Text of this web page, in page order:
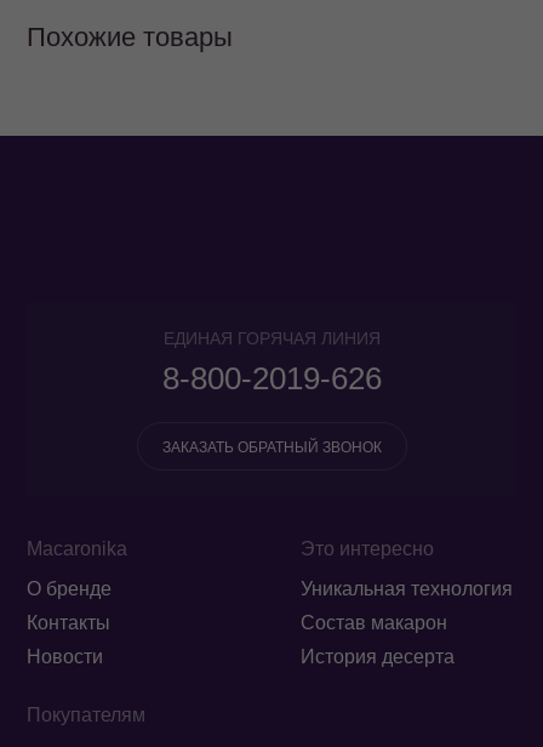
Похожие товары
Macaronika
О бренде
Контакты
Новости
Покупателям
Это интересно
Уникальная технология
Состав макарон
История десерта
ЕДИНАЯ ГОРЯЧАЯ ЛИНИЯ
8-800-2019-626
ЗАКАЗАТЬ ОБРАТНЫЙ ЗВОНОК